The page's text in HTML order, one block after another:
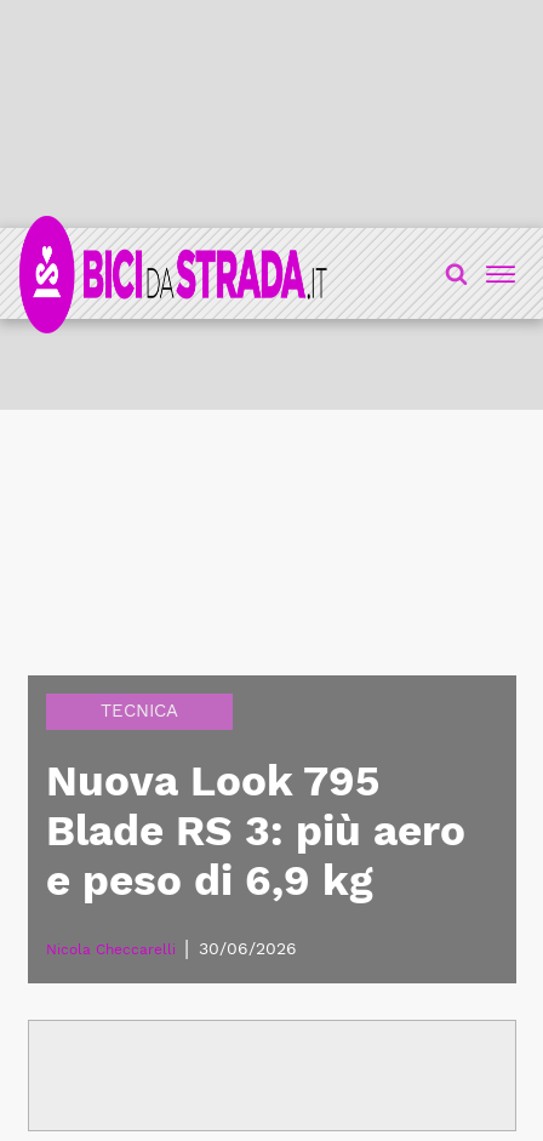
TECNICA
Nuova Look 795
Blade RS 3: più aero
e peso di 6,9 kg
Nicola Checcarelli 30/06/2026